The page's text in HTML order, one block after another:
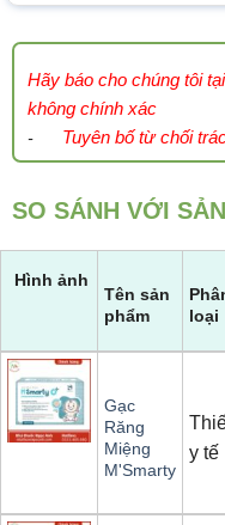
Hãy báo cho chúng tôi
không chính xác
- Tuyên bố từ chối
SO SÁNH VỚI
Hình ảnh
Tên sản
phẩm
loại
Gạc
Răng
Miệng
M'Smarty
y tế